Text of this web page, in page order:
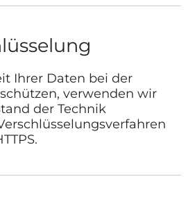
Ihrer Daten bei der
verwenden wir
der Technik